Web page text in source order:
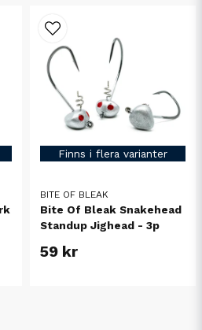
Finns i flera varianter
BITE OF BLEAK
Bite Of Bleak Snakehead
Standup Jighead - 3p
59 kr